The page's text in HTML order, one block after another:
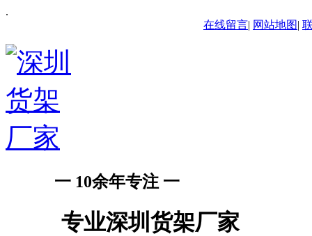
.
在线留言| 网站地图|
一 10余年专注 一
专业深圳货架厂家